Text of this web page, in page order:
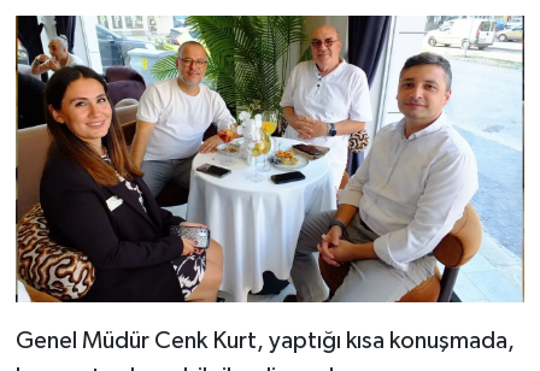
Genel Müdür Cenk Kurt, yaptığı kısa konuşmada,